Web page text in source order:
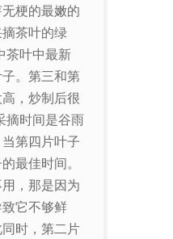
梗的最嫩的
茶叶的绿
茶叶中最新
。第三和第
，炒制后很
摘时间是谷雨
第四片叶子
最佳时间。
，那是因为
它不够鲜
时，第二片